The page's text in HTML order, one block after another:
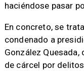
haciéndose pasar
En concreto, se
condenado a
González Quesada,
de cárcel por